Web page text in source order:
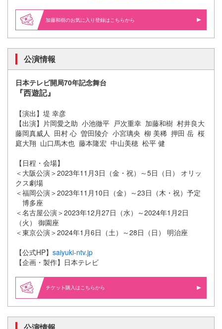
加藤和樹のお気に入り登録はこちらから
公演情報
日本テレビ開局70年記念舞台
『西遊記』
【演出】堤 幸彦
【出演】片岡愛之助 小池徹平 戸次重幸 加藤和樹 村井良大
藤岡真威人 田村 心 曽田陵介 小宮璃央 柳 美稀 押田 岳 桜
庭大翔 山口馬木也 藤本隆宏 中山美穂 松平 健
【日程・会場】
＜大阪公演＞2023年11月3日（金・祝）～5日（日） オリッ
クス劇場
＜福岡公演＞2023年11月10日（金）～23日（木・祝）予定
博多座
＜名古屋公演＞2023年12月27日（水）～2024年1月2日
（火） 御園座
＜東京公演＞2024年1月6日（土）～28日（日） 明治座
【公式HP】 saiyuki-ntv.jp
【企画・製作】日本テレビ
購入はこちらから